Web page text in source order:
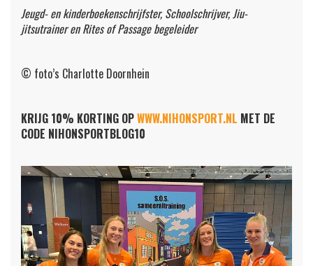
Jeugd- en kinderboekenschrijfster, Schoolschrijver, Jiu-
jitsutrainer en Rites of Passage begeleider
© foto’s Charlotte Doornhein
KRIJG 10% KORTING OPWWW.NIHONSPORT.NL MET DE
CODE NIHONSPORTBLOG10